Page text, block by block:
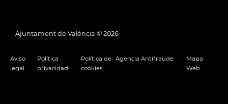
Ajuntament de València © 2026
Aviso
legal
Política
privacidad
Política de
cookies
Agencia Antifraude
Mapa
Web